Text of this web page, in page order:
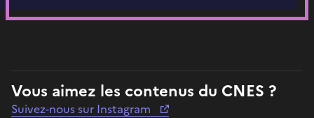
Vous aimez les contenus du CNES ?
Suivez-nous sur Instagram